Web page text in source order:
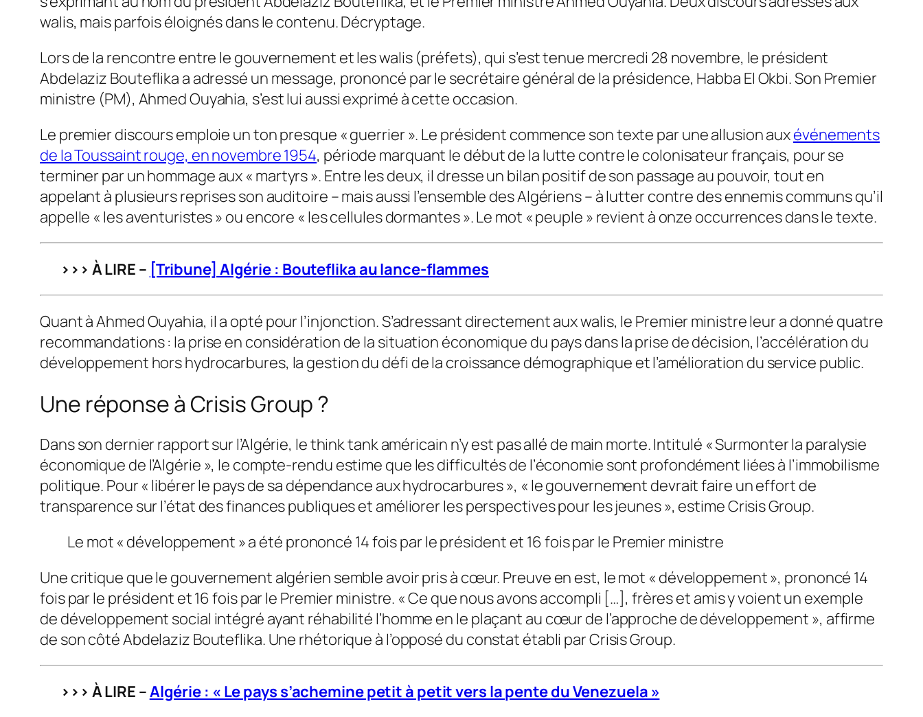
walis, mais parfois éloignés dans le contenu. Décryptage.
Lors de la rencontre entre le gouvernement et les walis (préfets), qui s’est tenue mercredi 28 novembre, le président
Abdelaziz Bouteflika a adressé un message, prononcé par le secrétaire général de la présidence, Habba El Okbi. Son Premier
ministre (PM), Ahmed Ouyahia, s’est lui aussi exprimé à cette occasion.
Le premier discours emploie un ton presque « guerrier ». Le président commence son texte par une allusion auxévénements
de la Toussaint rouge, en novembre 1954, période marquant le début de la lutte contre le colonisateur français, pour se
terminer par un hommage aux « martyrs ». Entre les deux, il dresse un bilan positif de son passage au pouvoir, tout en
appelant à plusieurs reprises son auditoire – mais aussi l’ensemble des Algériens – à lutter contre des ennemis communs qu’il
appelle « les aventuristes » ou encore « les cellules dormantes ». Le mot « peuple » revient à onze occurrences dans le texte.
>>> À LIRE – [Tribune] Algérie : Bouteflikaau lance-flammes
Quant à Ahmed Ouyahia, il a opté pour l’injonction. S’adressant directement aux walis, le Premier ministre leur a donné quatre
recommandations : la prise en considération de la situation économique du pays dans la prise de décision, l’accélération du
développement hors hydrocarbures, la gestion du défi de la croissance démographique et l’amélioration du service public.
Une réponse à Crisis Group ?
Dans son dernier rapport sur l’Algérie, le think tank américain n’y est pas allé de main morte. Intitulé « Surmonter la paralysie
économique de l’Algérie », le compte-rendu estime que les difficultés de l’économie sont profondément liées à l’immobilisme
politique. Pour « libérer le pays de sa dépendance aux hydrocarbures », « le gouvernement devrait faire un effort de
transparence sur l’état des finances publiques et améliorer les perspectives pour les jeunes », estime Crisis Group.
Le mot « développement » a été prononcé 14 fois par le président et 16 fois par le Premier ministre
Une critique que le gouvernement algérien semble avoir pris à cœur. Preuve en est, le mot « développement », prononcé 14
fois par le président et 16 fois par le Premier ministre. « Ce que nous avons accompli […], frères et amis y voient un exemple
de développement social intégré ayant réhabilité l’homme en le plaçant au cœur de l’approche de développement », affirme
de son côté Abdelaziz Bouteflika. Une rhétorique à l’opposé du constat établi par Crisis Group.
>>> À LIRE –Algérie : « Le pays s’achemine petit à petit vers la pentedu Venezuela »